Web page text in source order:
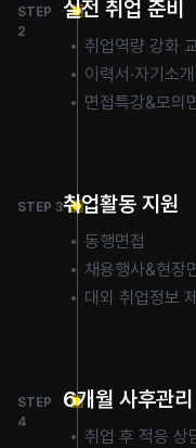
STEP
2
실전 취업 준비
취업역량 강화
이력서·자기소
면접특강&모의
STEP 3취업활동 지원
동행면접
채용행사&현장
대외 취업정보
STEP
4
6개월 사후관리
취업 후 적응 상